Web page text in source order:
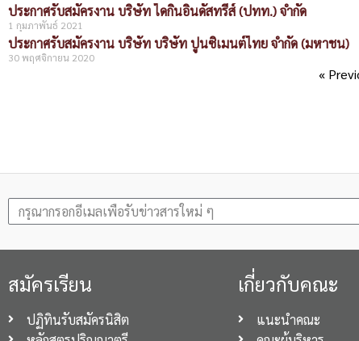
ประกาศรับสมัครงาน บริษัท ไดกิ้นอินดัสทรีส์ (ปทท.) จำกัด
1 กุมภาพันธ์ 2021
ประกาศรับสมัครงาน บริษัท บริษัท ปูนซิเมนต์ไทย จำกัด (มหาชน)
30 พฤศจิกายน 2020
«
สมัครเรียน
ปฏิทินรับสมัครนิสิต
เกี่ยวกับคณะ
แนะนำคณะ